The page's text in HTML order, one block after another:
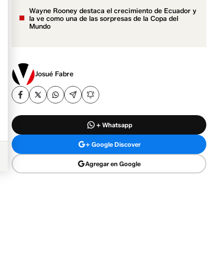
Wayne Rooney destaca el crecimiento de Ecuador y
la ve como una de las sorpresas de la Copa del
Mundo
Josué Fabre
+ Whatsapp
+ Google Discover
Agregar en Google